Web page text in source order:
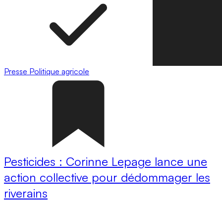
Presse Politique agricole
Pesticides : Corinne Lepage lance une
action collective pour dédommager les
riverains